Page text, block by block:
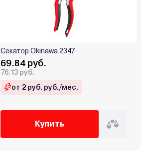
Секатор Okinawa 2347
69.84 руб.
76.13 руб.
от 2 руб. руб./мес.
Купить